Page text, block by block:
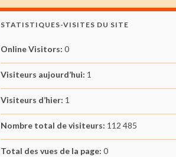
STATISTIQUES-VISITES DU SITE
Online Visitors: 0
Visiteurs aujourd’hui: 1
Visiteurs d’hier: 1
Nombre total de visiteurs: 112 485
Total des vues de la page: 0